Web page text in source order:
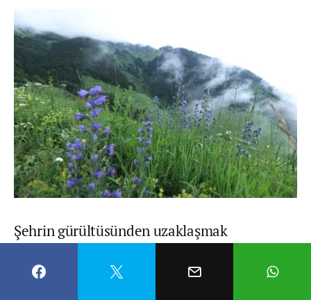
Şehrin gürültüsünden uzaklaşmak
değmemiş doğası, çam ağaçlarının